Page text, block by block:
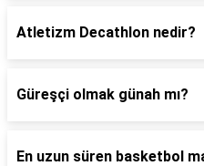
Atletizm Decathlon nedir?
Güreşçi olmak günah mı?
En uzun süren basketbol